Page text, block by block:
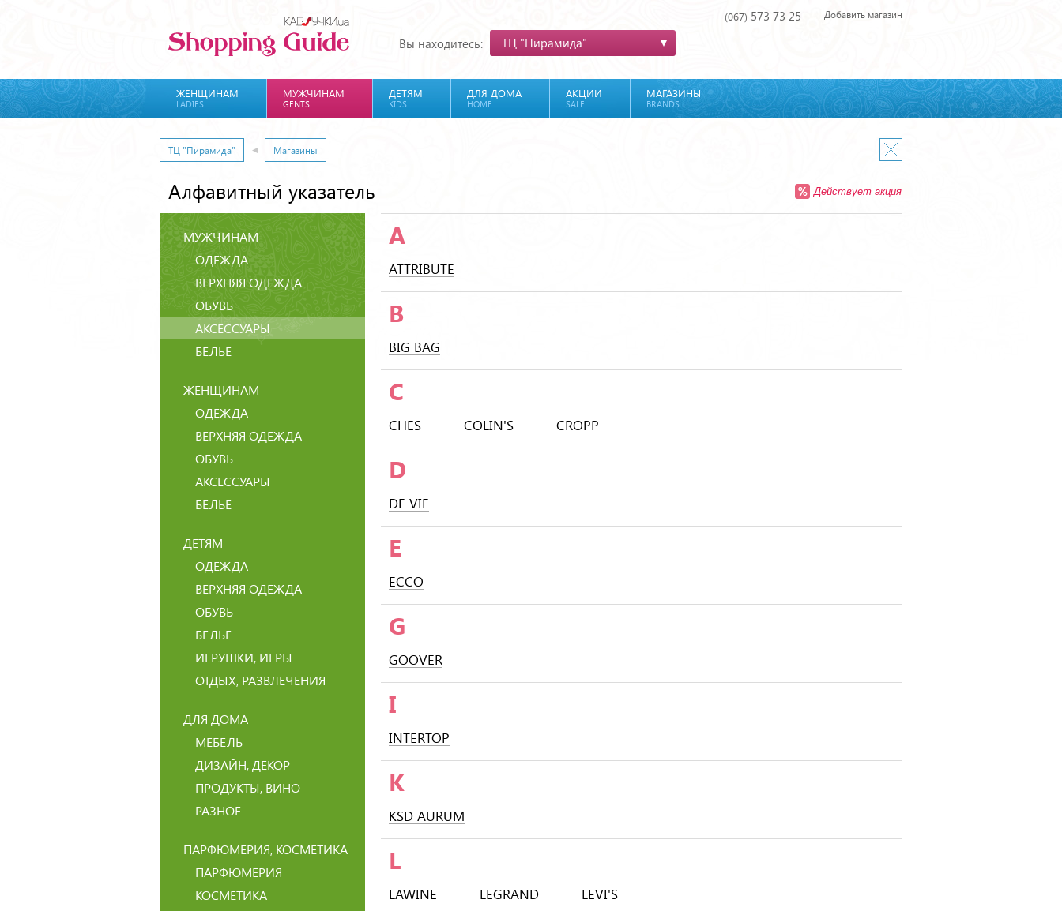
Вы находитесь: ТЦ "Пирамида"
(067) 573 73 25 Добавить магазин
ЖЕНЩИНАМ
LADIES
МУЖЧИНАМ
GENTS
ДЕТЯМ
KIDS
ДЛЯ ДОМА
HOME
АКЦИИ
SALE
МАГАЗИНЫ
BRANDS
ТЦ "Пирамида" Магазины
Алфавитный указатель Действует акция
МУЖЧИНАМ
ОДЕЖДА
ВЕРХНЯЯ ОДЕЖДА
ОБУВЬ
АКСЕССУАРЫ
БЕЛЬЕ
ЖЕНЩИНАМ
ОДЕЖДА
ВЕРХНЯЯ ОДЕЖДА
ОБУВЬ
АКСЕССУАРЫ
БЕЛЬЕ
ДЕТЯМ
ОДЕЖДА
ВЕРХНЯЯ ОДЕЖДА
ОБУВЬ
БЕЛЬЕ
ИГРУШКИ, ИГРЫ
ОТДЫХ, РАЗВЛЕЧЕНИЯ
ДЛЯ ДОМА
МЕБЕЛЬ
ДИЗАЙН, ДЕКОР
ПРОДУКТЫ, ВИНО
РАЗНОЕ
ПАРФЮМЕРИЯ, КОСМЕТИКА
ПАРФЮМЕРИЯ
КОСМЕТИКА
A
ATTRIBUTE
B
BIG BAG
C
CHES COLIN'S CROPP
D
DE VIE
E
ECCO
G
GOOVER
I
INTERTOP
K
KSD AURUM
L
LAWINE LEGRAND LEVI'S